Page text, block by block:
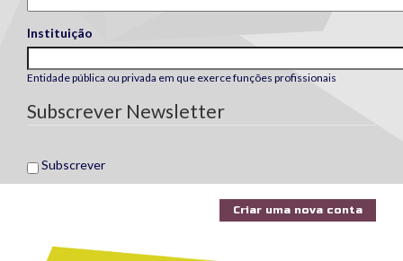
Instituição
Entidade pública ou privada em que exerce funções profissionais
Subscrever Newsletter
Subscrever